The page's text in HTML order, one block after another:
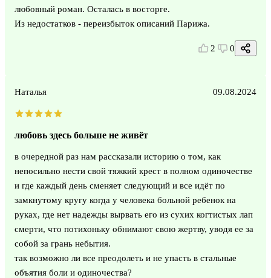
любовный роман. Осталась в восторге.
Из недостатков - переизбыток описаний Парижа.
2 0
Наталья 09.08.2024
любовь здесь больше не живёт
в очередной раз нам рассказали историю о том, как
непосильно нести свой тяжкий крест в полном одиночестве
и где каждый день сменяет следующий и все идёт по
замкнутому кругу когда у человека больной ребенок на
руках, где нет надежды вырвать его из сухих когтистых лап
смерти, что потихоньку обнимают свою жертву, уводя ее за
собой за грань небытия.
так возможно ли все преодолеть и не упасть в стальные
объятия боли и одиночества?